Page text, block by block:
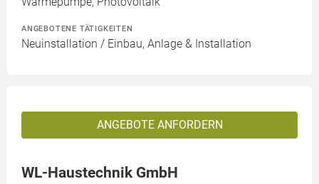
ANGEBOTENE TÄTIGKEITEN
Neuinstallation / Einbau, Anlage & Installation
ANGEBOTE ANFORDERN
WL-Haustechnik GmbH